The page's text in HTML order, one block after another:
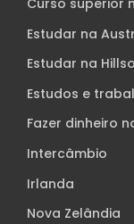
Estudar na
Estudar na
Estudos e
Fazer dinheiro
Intercâmbio
Irlanda
Nova Zelândia